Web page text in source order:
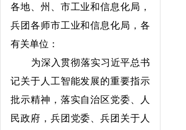
各地、州、市工业和信息化局，
兵团各师市工业和信息化局，各
有关单位：
为深入贯彻落实习近平总书
记关于人工智能发展的重要指示
批示精神，落实自治区党委、人
民政府，兵团党委、兵团关于人